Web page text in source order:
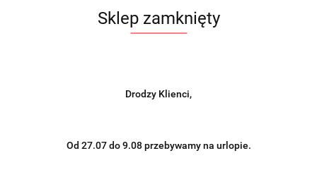
Sklep zamknięty
Drodzy Klienci,
Od 27.07 do 9.08 przebywamy na urlopie.